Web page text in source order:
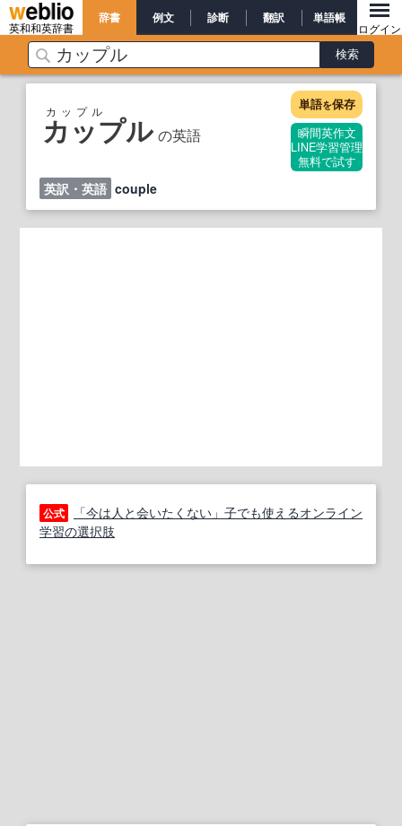
英和和英辞書
辞書 例文 診断 翻訳 単語帳
ログイン
カップル の英語
カップル 単語を保存
瞬間英作文
LINE学習管理
無料で試す
英訳・英語 couple
公式
「今は人と会いたくない」子でも使えるオンライン
学習の選択肢